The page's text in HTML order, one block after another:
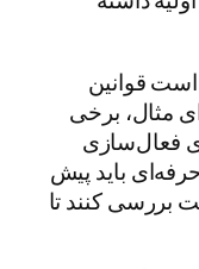
است قوانین
مثال، برخی
فعال‌سازی
باید پیش
بررسی کنند تا